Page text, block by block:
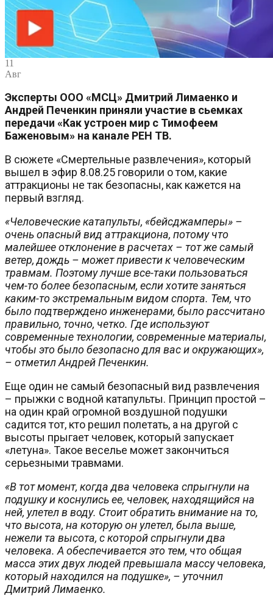
11
Авг
Эксперты ООО «МСЦ» Дмитрий Лимаенко и
Андрей Печенкин приняли участие в сьемках
передачи «Как устроен мир с Тимофеем
Баженовым» на канале РЕН ТВ.
В сюжете «Смертельные развлечения», который
вышел в эфир 8.08.25 говорили о том, какие
аттракционы не так безопасны, как кажется на
первый взгляд.
«Человеческие катапульты, «бейсджамперы» –
очень опасный вид аттракциона, потому что
малейшее отклонение в расчетах – тот же самый
ветер, дождь – может привести к человеческим
травмам. Поэтому лучше все-таки пользоваться
чем-то более безопасным, если хотите заняться
каким-то экстремальным видом спорта. Тем, что
было подтверждено инженерами, было рассчитано
правильно, точно, четко. Где используют
современные технологии, современные материалы,
чтобы это было безопасно для вас и окружающих»,
– отметил Андрей Печенкин.
Еще один не самый безопасный вид развлечения
– прыжки с водной катапульты. Принцип простой –
на один край огромной воздушной подушки
садится тот, кто решил полетать, а на другой с
высоты прыгает человек, который запускает
«летуна». Такое веселье может закончиться
серьезными травмами.
«В тот момент, когда два человека спрыгнули на
подушку и коснулись ее, человек, находящийся на
ней, улетел в воду. Стоит обратить внимание на то,
что высота, на которую он улетел, была выше,
нежели та высота, с которой спрыгнули два
человека. А обеспечивается это тем, что общая
масса этих двух людей превышала массу человека,
который находился на подушке», – уточнил
Дмитрий Лимаенко.